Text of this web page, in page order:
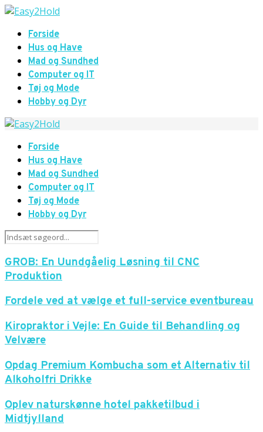
Forside
Hus og Have
Mad og Sundhed
Computer og IT
Tøj og Mode
Hobby og Dyr
Forside
Hus og Have
Mad og Sundhed
Computer og IT
Tøj og Mode
Hobby og Dyr
GROB: En Uundgåelig Løsning til CNC
Produktion
Fordele ved at vælge et full-service eventbureau
Kiropraktor i Vejle: En Guide til Behandling og
Velvære
Opdag Premium Kombucha som et Alternativ til
Alkoholfri Drikke
Oplev naturskønne hotel pakketilbud i
Midtjylland